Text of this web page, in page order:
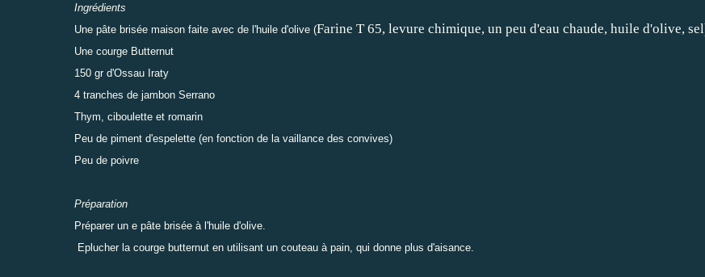
Ingrédients
Une pâte brisée maison faite avec de l'huile d'olive (Farine T 65, levure chimique, un peu d'eau chaude, huile d'olive,
Une courge Butternut
150 gr d'Ossau Iraty
4 tranches de jambon Serrano
Thym, ciboulette et romarin
Peu de piment d'espelette (en fonction de la vaillance des convives)
Peu de poivre
Préparation
Préparer un e pâte brisée à l'huile d'olive.
Eplucher la courge butternut en utilisant un couteau à pain, qui donne plus d'aisance.